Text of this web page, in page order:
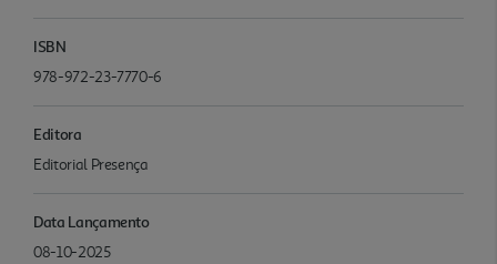
ISBN
978-972-23-7770-6
Editora
Editorial Presença
Data Lançamento
08-10-2025